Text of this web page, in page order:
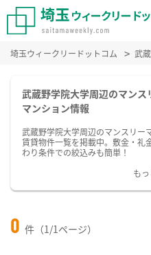
埼玉ウィークリードットコム 武
武蔵野学院大学周辺のマン
マンション情報
武蔵野学院大学周辺のマンスリー
賃貸物件一覧を掲載中。敷金・礼
わり条件での絞込みも簡単！
も
0 件（1/1ページ）